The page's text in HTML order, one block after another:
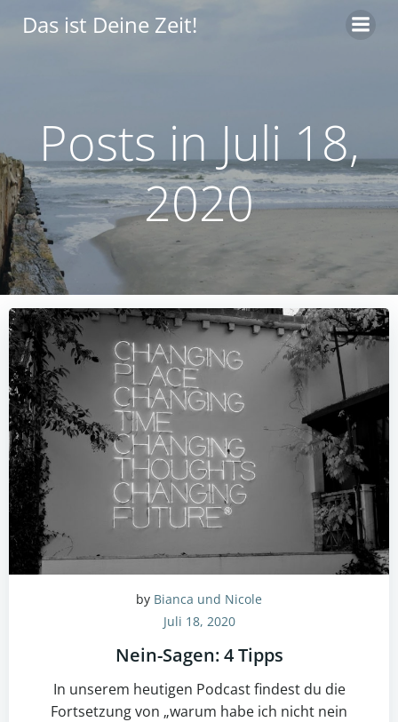
Das ist Deine Zeit!
Posts in Juli 18,
2020
by Bianca und Nicole
Juli 18, 2020
Nein-Sagen: 4 Tipps
In unserem heutigen Podcast findest du die
Fortsetzung von „warum habe ich nicht nein